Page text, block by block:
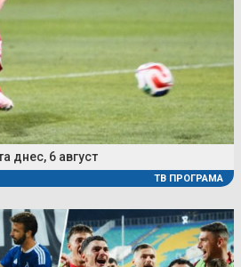
днес, 6 август
ТВ ПРОГРАМА